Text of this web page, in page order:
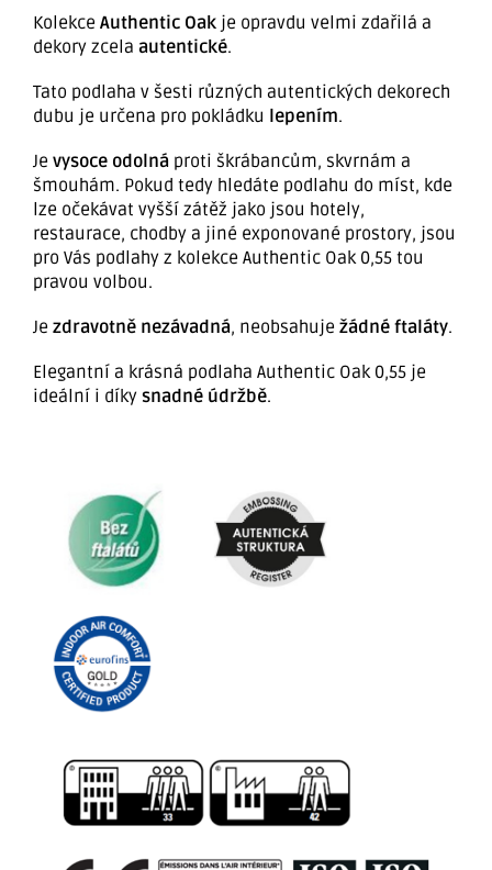
Kolekce Authentic Oak je opravdu velmi zdařilá a
dekory zcela autentické.
Tato podlaha v šesti různých autentických dekorech
dubu je určena pro pokládku lepením.
Je vysoce odolná proti škrábancům, skvrnám a
šmouhám. Pokud tedy hledáte podlahu do míst, kde
lze očekávat vyšší zátěž jako jsou hotely,
restaurace, chodby a jiné exponované prostory, jsou
pro Vás podlahy z kolekce Authentic Oak 0,55 tou
pravou volbou.
Je zdravotně nezávadná, neobsahuje žádné ftaláty.
Elegantní a krásná podlaha Authentic Oak 0,55 je
ideální i díky snadné údržbě.